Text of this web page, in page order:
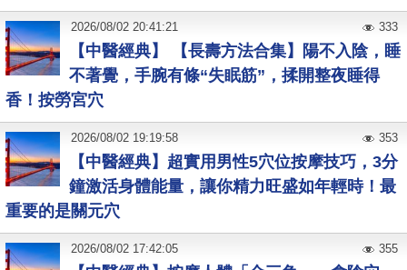
【中醫經典】 【長壽方法合集】陽不入陰，睡
不著覺，手腕有條“失眠筋”，揉開整夜睡得
香！按勞宮穴
2026/08/02 20:41:21 333
【中醫經典】超實用男性5穴位按摩技巧，3分
鐘激活身體能量，讓你精力旺盛如年輕時！最
重要的是關元穴
2026/08/02 19:19:58 353
2026/08/02 17:42:05 355